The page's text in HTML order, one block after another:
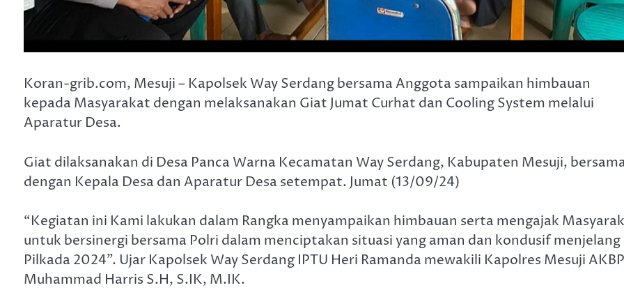
Koran-grib.com, Mesuji – Kapolsek Way Serdang bersama Anggota sampaikan himbauan
kepada Masyarakat dengan melaksanakan Giat Jumat Curhat dan Cooling System melalui
Aparatur Desa.
Giat dilaksanakan di Desa Panca Warna Kecamatan Way Serdang, Kabupaten Mesuji,
dengan Kepala Desa dan Aparatur Desa setempat. Jumat (13/09/24)
“Kegiatan ini Kami lakukan dalam Rangka menyampaikan himbauan serta mengajak
untuk bersinergi bersama Polri dalam menciptakan situasi yang aman dan kondusif menjelang
Pilkada 2024”. Ujar Kapolsek Way Serdang IPTU Heri Ramanda mewakili Kapolres Mesuji AKBP
Muhammad Harris S.H, S.IK, M.IK.